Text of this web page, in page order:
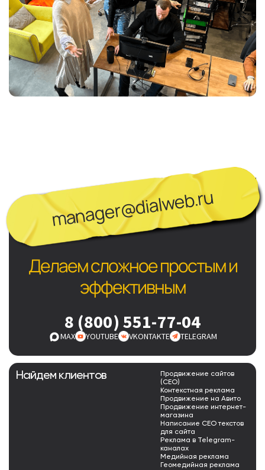
Найдем клиентов
Продвижение сайтов
(СЕО)
Контекстная реклама
Продвижение на Авито
Продвижение интернет-
магазина
Написание СЕО текстов
для сайта
Реклама в Telegram-
каналах
Медийная реклама
Геомедийная реклама
manager@dialweb.ru
Делаем сложное простым и
эффективным
8 (800) 551-77-04
MAX YOUTUBE VKONTAKTE TELEGRAM